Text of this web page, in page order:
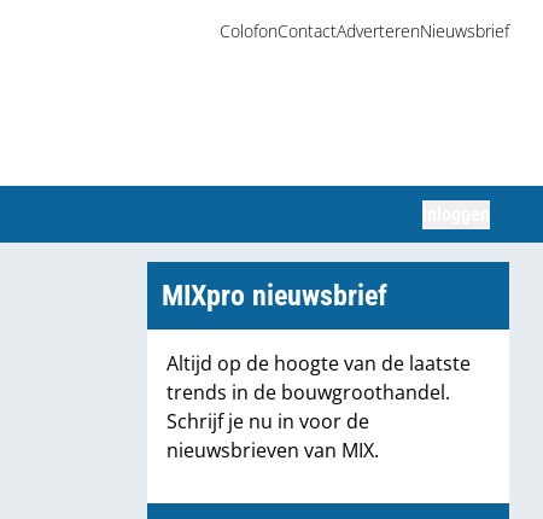
ColofonContactAdverterenNieuwsbrief
MIXpro nieuwsbrief
Altijd op de hoogte van de laatste
trends in de bouwgroothandel.
Schrijf je nu in voor de
nieuwsbrieven van MIX.